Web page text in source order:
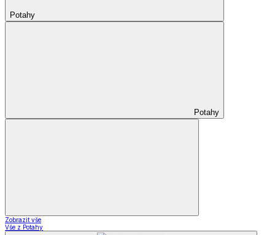
Potahy
Potahy
Zobrazit vše
Vše z Potahy